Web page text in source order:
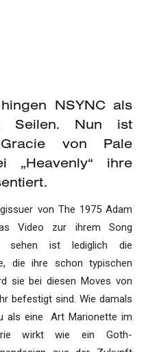
NSYNC als
Seilen. Nun ist
von Pale
ihre
von The 1975 Adam
Video zur ihrem Song
sehen ist lediglich die
die ihre schon typischen
sie bei diesen Moves von
befestigt sind. Wie damals
als eine Art Marionette im
wirkt wie ein Goth-